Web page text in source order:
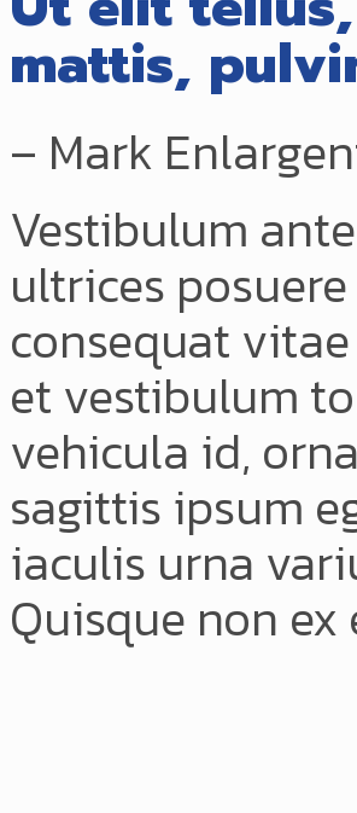
mattis,
– Mark
Vestibulum
ultrices
consequat
et vestibulum
vehicula id,
sagittis ipsum
iaculis urna
Quisque non ex